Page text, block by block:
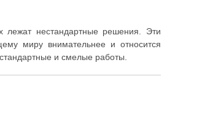
лежат нестандартные решения. Эти
миру внимательнее и относится
и смелые работы.